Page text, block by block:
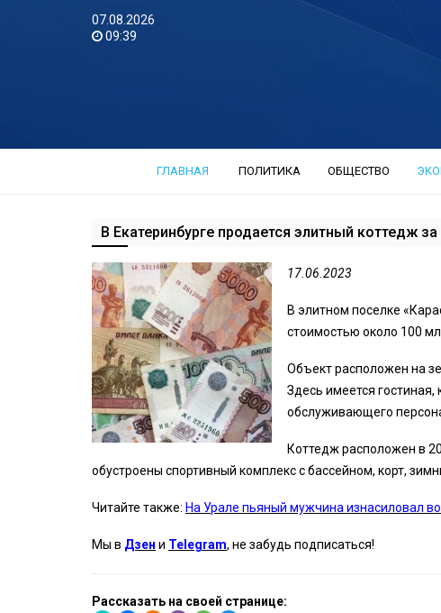
07.08.2026
09:39
ГЛАВНАЯ ПОЛИТИКА ОБЩЕСТВО
В Екатеринбурге продается элитный коттедж
17.06.2023
В элитном поселке
стоимостью около 100
Объект расположен на
Здесь имеется гостиная,
обслуживающего
Коттедж расположен в
обустроены спортивный комплекс с бассейном, корт,
Читайте также: На Урале пьяный мужчина изнасиловал
Мы в Дзен и Telegram, не забудь подписаться!
Рассказать на своей странице: